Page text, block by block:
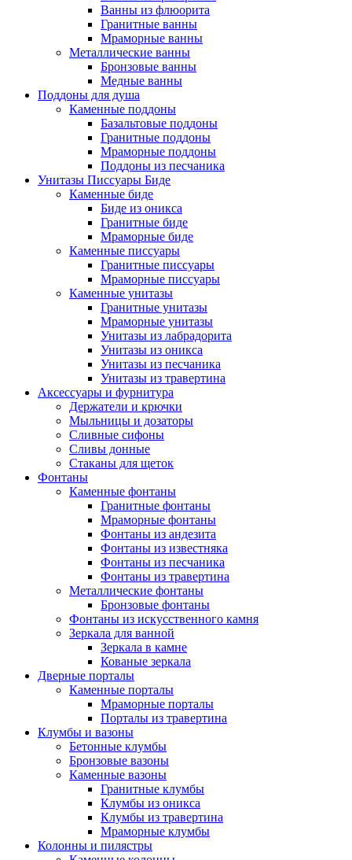
Ванны из флюорита
Гранитные ванны
Мраморные ванны
Металлические ванны
Бронзовые ванны
Медные ванны
Поддоны для душа
Каменные поддоны
Базальтовые поддоны
Гранитные поддоны
Мраморные поддоны
Поддоны из песчаника
Унитазы Писсуары Биде
Каменные биде
Биде из оникса
Гранитные биде
Мраморные биде
Каменные писсуары
Гранитные писсуары
Мраморные писсуары
Каменные унитазы
Гранитные унитазы
Мраморные унитазы
Унитазы из лабрадорита
Унитазы из оникса
Унитазы из песчаника
Унитазы из травертина
Аксессуары и фурнитура
Держатели и крючки
Мыльницы и дозаторы
Сливные сифоны
Сливы донные
Стаканы для щеток
Фонтаны
Каменные фонтаны
Гранитные фонтаны
Мраморные фонтаны
Фонтаны из андезита
Фонтаны из известняка
Фонтаны из песчаника
Фонтаны из травертина
Металлические фонтаны
Бронзовые фонтаны
Фонтаны из искусственного камня
Зеркала для ванной
Зеркала в камне
Кованые зеркала
Дверные порталы
Каменные порталы
Мраморные порталы
Порталы из травертина
Клумбы и вазоны
Бетонные клумбы
Бронзовые вазоны
Каменные вазоны
Гранитные клумбы
Клумбы из оникса
Клумбы из травертина
Мраморные клумбы
Колонны и пилястры